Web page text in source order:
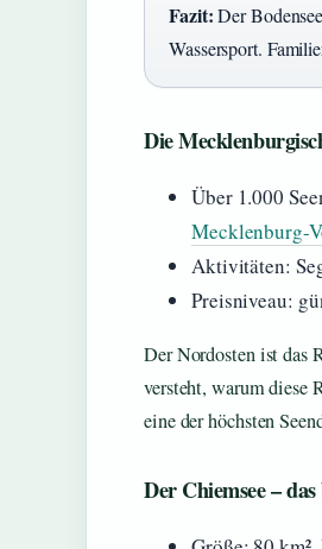
Fazit:Der
Wassersport.
Die
Über 1.000
Mecklenburg-
Aktivitäten:
Preisniveau:
Der Nordosten ist das
versteht, warum diese
eine der höchsten
Der Chiemsee –